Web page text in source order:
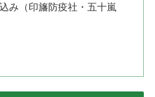
み（印旛防疫社・五十嵐